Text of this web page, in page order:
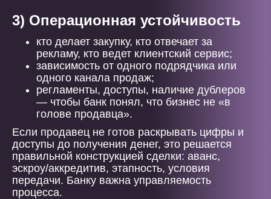
3) Операционная устойчивость
кто делает закупку, кто отвечает за
рекламу, кто ведет клиентский сервис;
зависимость от одного подрядчика или
одного канала продаж;
регламенты, доступы, наличие дублеров
— чтобы банк понял, что бизнес не «в
голове продавца».
Если продавец не готов раскрывать цифры и
доступы до получения денег, это решается
правильной конструкцией сделки: аванс,
эскроу/аккредитив, этапность, условия
передачи. Банку важна управляемость
процесса.